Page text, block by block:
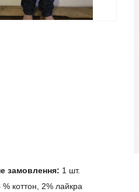
замовлення: 1 шт.
% коттон, 2% лайкра